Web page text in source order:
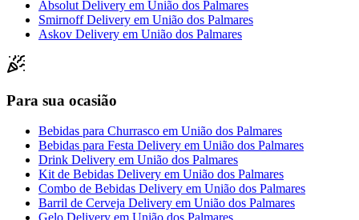
Absolut Delivery em União dos Palmares
Smirnoff Delivery em União dos Palmares
Askov Delivery em União dos Palmares
Para sua ocasião
Bebidas para Churrasco em União dos Palmares
Bebidas para Festa Delivery em União dos Palmares
Drink Delivery em União dos Palmares
Kit de Bebidas Delivery em União dos Palmares
Combo de Bebidas Delivery em União dos Palmares
Barril de Cerveja Delivery em União dos Palmares